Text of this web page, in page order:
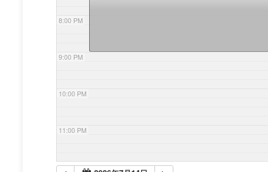
8:00 PM
9:00 PM
10:00 PM
11:00 PM